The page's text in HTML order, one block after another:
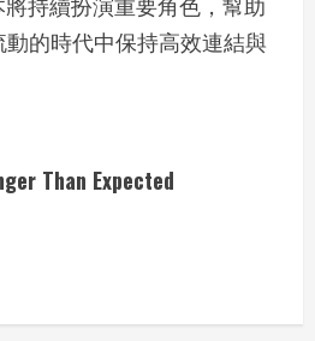
持續扮演重要角色，幫助
的時代中保持高效連結與
Than Expected